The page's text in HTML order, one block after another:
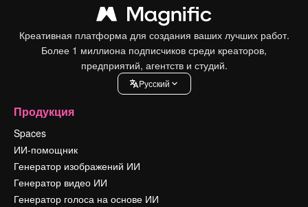
Креативная платформа для создания ваших лучших работ.
Более 1 миллиона подписчиков среди креаторов,
предприятий, агентств и студий.
Pусский
Продукция
Spaces
ИИ-помощник
Генератор изображений ИИ
Генератор видео ИИ
Генератор голоса на основе ИИ